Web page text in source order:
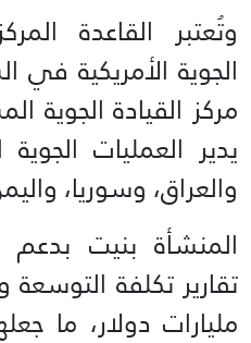
وتُعتبر القاعدة
الجوية الأمريكية
يدير العمليات
والعراق، وسوريا،
المنشأة بنيت
مليارات دولار، ما